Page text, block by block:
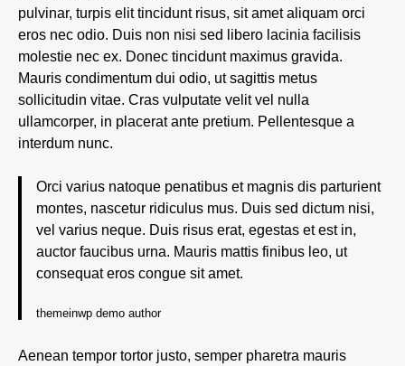
pulvinar, turpis elit tincidunt risus, sit amet aliquam orci
eros nec odio. Duis non nisi sed libero lacinia facilisis
molestie nec ex. Donec tincidunt maximus gravida.
Mauris condimentum dui odio, ut sagittis metus
sollicitudin vitae. Cras vulputate velit vel nulla
ullamcorper, in placerat ante pretium. Pellentesque a
interdum nunc.
Orci varius natoque penatibus et magnis dis parturient
montes, nascetur ridiculus mus. Duis sed dictum nisi,
vel varius neque. Duis risus erat, egestas et est in,
auctor faucibus urna. Mauris mattis finibus leo, ut
consequat eros congue sit amet.
themeinwp demo author
Aenean tempor tortor justo, semper pharetra mauris